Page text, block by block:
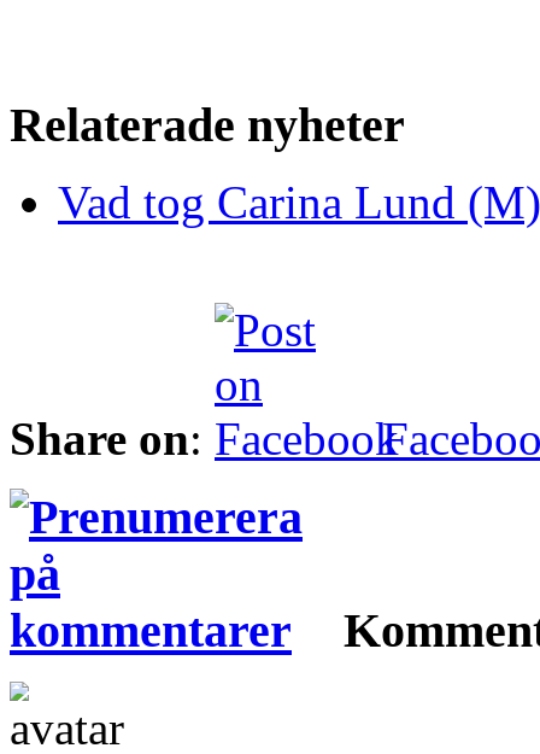
Relaterade nyheter
Vad tog Carina Lund
Share on: